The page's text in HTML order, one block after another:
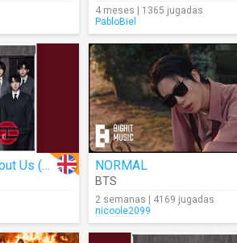
4 meses | 1365 jugadas
PabloBiel
They Don’t Know ’bout Us (Audio) NORMAL
BTS
2 semanas | 4169 jugadas
nicoole2099